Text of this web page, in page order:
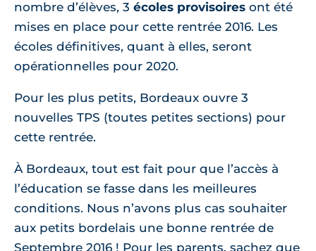
nombre d’élèves, 3 écoles provisoires ont été
mises en place pour cette rentrée 2016. Les
écoles définitives, quant à elles, seront
opérationnelles pour 2020.
Pour les plus petits, Bordeaux ouvre 3
nouvelles TPS (toutes petites sections) pour
cette rentrée.
À Bordeaux, tout est fait pour que l’accès à
l’éducation se fasse dans les meilleures
conditions. Nous n’avons plus cas souhaiter
aux petits bordelais une bonne rentrée de
Septembre 2016 ! Pour les parents, sachez que